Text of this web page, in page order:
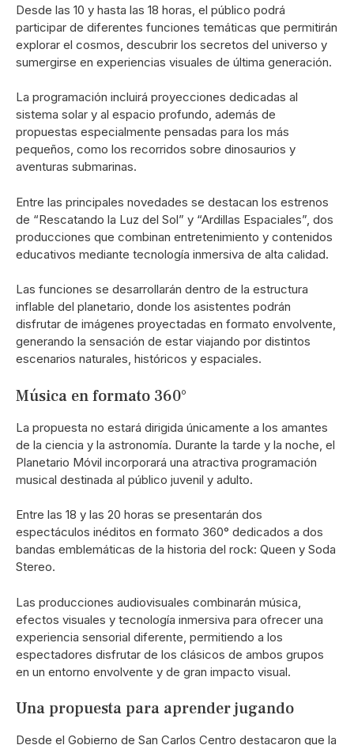
Desde las 10 y hasta las 18 horas, el público podrá
participar de diferentes funciones temáticas que permitirán
explorar el cosmos, descubrir los secretos del universo y
sumergirse en experiencias visuales de última generación.
La programación incluirá proyecciones dedicadas al
sistema solar y al espacio profundo, además de
propuestas especialmente pensadas para los más
pequeños, como los recorridos sobre dinosaurios y
aventuras submarinas.
Entre las principales novedades se destacan los estrenos
de “Rescatando la Luz del Sol” y “Ardillas Espaciales”, dos
producciones que combinan entretenimiento y contenidos
educativos mediante tecnología inmersiva de alta calidad.
Las funciones se desarrollarán dentro de la estructura
inflable del planetario, donde los asistentes podrán
disfrutar de imágenes proyectadas en formato envolvente,
generando la sensación de estar viajando por distintos
escenarios naturales, históricos y espaciales.
Música en formato 360°
La propuesta no estará dirigida únicamente a los amantes
de la ciencia y la astronomía. Durante la tarde y la noche, el
Planetario Móvil incorporará una atractiva programación
musical destinada al público juvenil y adulto.
Entre las 18 y las 20 horas se presentarán dos
espectáculos inéditos en formato 360° dedicados a dos
bandas emblemáticas de la historia del rock: Queen y Soda
Stereo.
Las producciones audiovisuales combinarán música,
efectos visuales y tecnología inmersiva para ofrecer una
experiencia sensorial diferente, permitiendo a los
espectadores disfrutar de los clásicos de ambos grupos
en un entorno envolvente y de gran impacto visual.
Una propuesta para aprender jugando
Desde el Gobierno de San Carlos Centro destacaron que la